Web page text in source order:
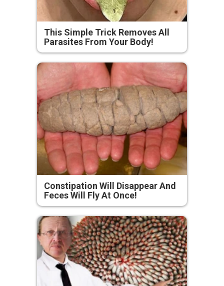
This Simple Trick Removes All
Parasites From Your Body!
Constipation Will Disappear And
Feces Will Fly At Once!